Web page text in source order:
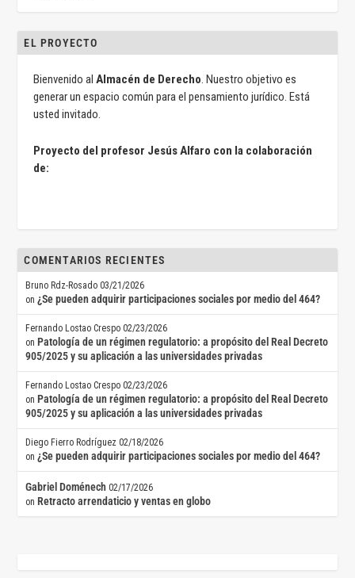
EL PROYECTO
Bienvenido alAlmacén de Derecho. Nuestro objetivo es
generar un espacio común para el pensamiento jurídico. Está
usted invitado.
Proyecto del profesor Jesús Alfaro con la colaboración
de:
COMENTARIOS RECIENTES
Bruno Rdz-Rosado 03/21/2026
on¿Se pueden adquirir participaciones sociales por medio del 464?
Fernando Lostao Crespo 02/23/2026
on Patología de un régimen regulatorio: a propósito del Real Decreto
905/2025 y su aplicación a las universidades privadas
Fernando Lostao Crespo 02/23/2026
on Patología de un régimen regulatorio: a propósito del Real Decreto
905/2025 y su aplicación a las universidades privadas
Diego Fierro Rodríguez 02/18/2026
on¿Se pueden adquirir participaciones sociales por medio del 464?
Gabriel Doménech 02/17/2026
on Retracto arrendaticio y ventas en globo